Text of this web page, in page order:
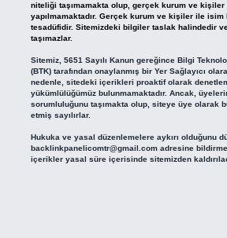
niteliği taşımamakta olup, gerçek kurum ve kişiler
yapılmamaktadır. Gerçek kurum ve kişiler ile
tesadüfidir. Sitemizdeki bilgiler taslak halindedir
taşımazlar.
Sitemiz, 5651 Sayılı Kanun gereğince Bilgi
(BTK) tarafından onaylanmış bir Yer Sağlayıcı
nedenle, sitedeki içerikleri proaktif olarak
yükümlülüğümüz bulunmamaktadır. Ancak,
sorumluluğunu taşımakta olup, siteye üye olarak
etmiş sayılırlar.
Hukuka ve yasal düzenlemelere aykırı olduğunu
backlinkpanelicomtr@gmail.comadresine
içerikler yasal süre içerisinde sitemizden